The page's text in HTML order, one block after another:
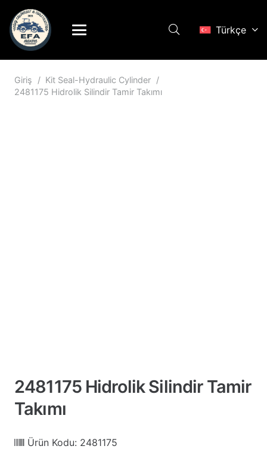
Türkçe
Giriş / Kit Seal-Hydraulic Cylinder /
2481175 Hidrolik Silindir Tamir Takımı
2481175 Hidrolik Silindir Tamir
Takımı
Ürün Kodu: 2481175